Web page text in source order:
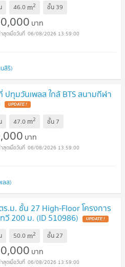
46.0 m2 ชั้น 39
บาท
06/08/2026 13:59:00
สิริ)
ทุมวันเพลส ใกล้ BTS สนามกีฬา
UPDATE !
47.0 m2 ชั้น 7
บาท
06/08/2026 13:59:00
ลส)
.ม. ชั้น 27 High-Floor โครงการ
ทวี 200 ม. (ID 510986) UPDATE !
50.0 m2 ชั้น27
บาท
06/08/2026 13:59:00